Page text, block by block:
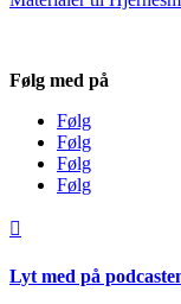
Følg med på
Følg
Følg
Følg
Følg

Lyt med på